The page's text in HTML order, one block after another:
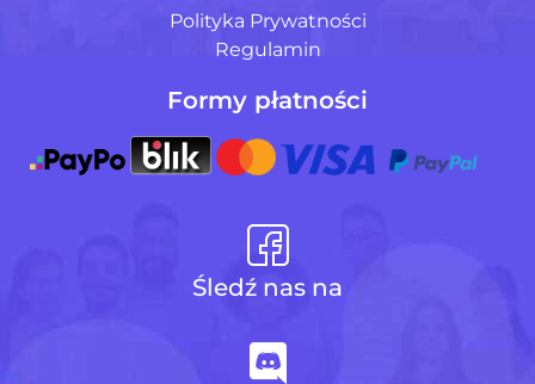
Polityka Prywatności
Regulamin
Formy płatności
Śledź nas na